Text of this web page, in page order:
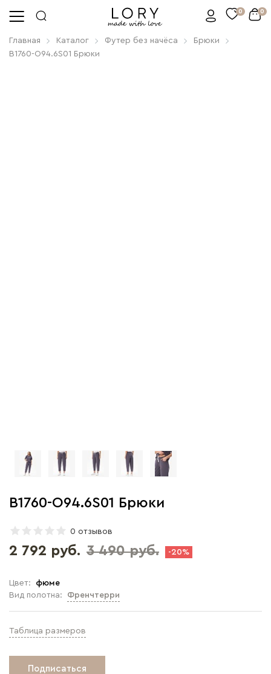
0 0
Главная Каталог Футер без начёса
Брюки
B1760-O94.6S01 Брюки
B1760-O94.6S01 Брюки
0 отзывов
Вид полотна: Френчтерри
Цвет: фюме
Таблица размеров
2 792 руб. 3 490 руб. -20%
Подписаться